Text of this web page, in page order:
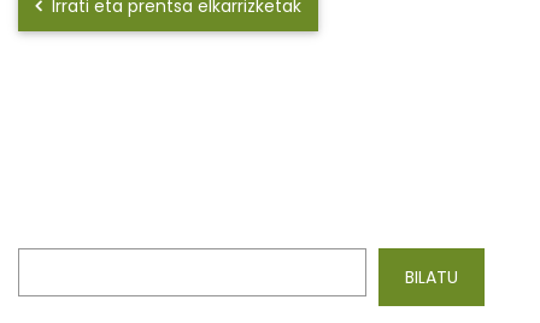
Irrati eta prentsa elkarrizketak
BILATU